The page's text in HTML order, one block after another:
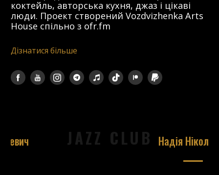
коктейль, авторська кухня, джаз і цікаві
люди. Проект створений Vozdvizhenka Arts
House спільно з ofr.fm
Дізнатися більше
JAZZ CLUB
Надія Ніколаєва